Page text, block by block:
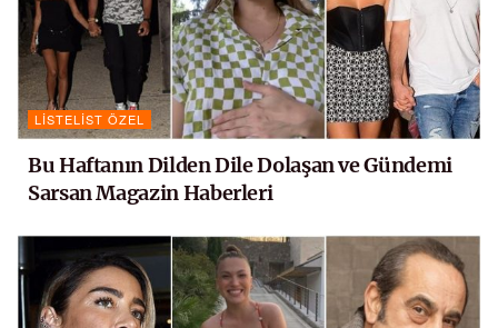
LISTELIST ÖZEL
Bu Haftanın Dilden Dile Dolaşan ve Gündemi
Sarsan Magazin Haberleri